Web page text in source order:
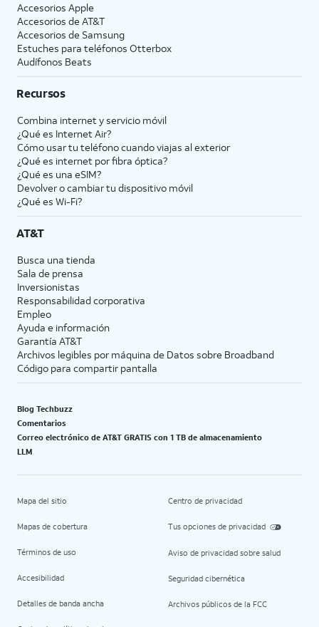
Accesorios Apple
Accesorios de AT&T
Accesorios de Samsung
Estuches para teléfonos Otterbox
Audífonos Beats
Recursos
Combina internet y servicio móvil
¿Qué es Internet Air?
Cómo usar tu teléfono cuando viajas al exterior
¿Qué es internet por fibra óptica?
¿Qué es una eSIM?
Devolver o cambiar tu dispositivo móvil
¿Qué es Wi-Fi?
AT&T
Busca una tienda
Sala de prensa
Inversionistas
Responsabilidad corporativa
Empleo
Ayuda e información
Garantía AT&T
Archivos legibles por máquina de Datos sobre Broadband
Código para compartir pantalla
Blog Techbuzz
Comentarios
Correo electrónico de AT&T GRATIS con 1 TB de almacenamiento
LLM
Mapa del sitio
Mapas de cobertura
Términos de uso
Accesibilidad
Detalles de banda ancha
Centro de privacidad
Tus opciones de privacidad
Aviso de privacidad sobre salud
Seguridad cibernética
Archivos públicos de la FCC